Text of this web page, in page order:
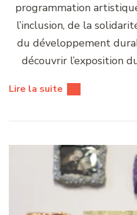
programmation
l’inclusion, de la
du développement
découvrir l’exposition
Lire la suite